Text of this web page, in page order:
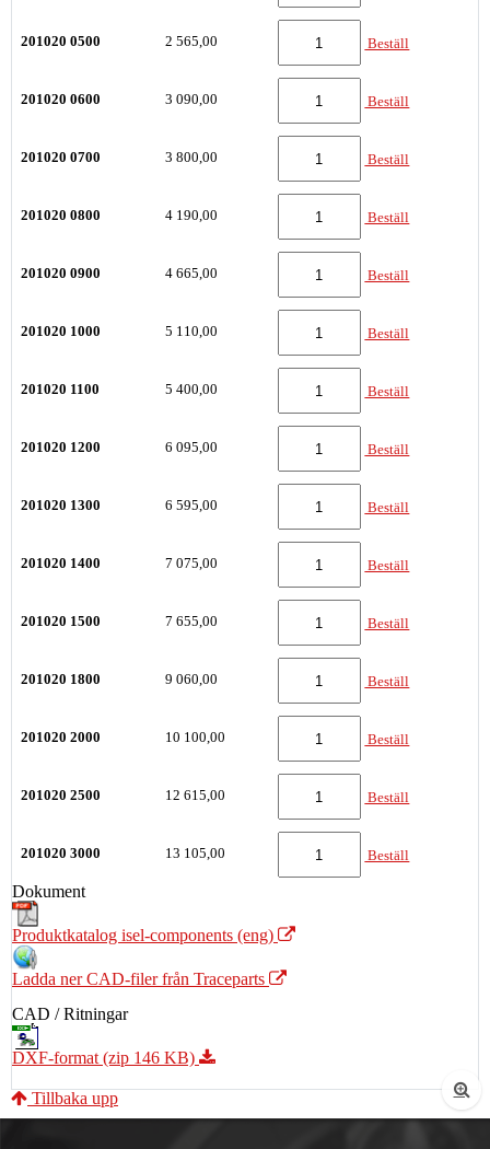
201020 0500 2 565,00 Beställ
201020 0600 3 090,00 Beställ
201020 0700 3 800,00 Beställ
201020 0800 4 190,00 Beställ
201020 0900 4 665,00 Beställ
201020 1000 5 110,00 Beställ
201020 1100 5 400,00 Beställ
201020 1200 6 095,00 Beställ
201020 1300 6 595,00 Beställ
201020 1400 7 075,00 Beställ
201020 1500 7 655,00 Beställ
201020 1800 9 060,00 Beställ
201020 2000 10 100,00 Beställ
201020 2500 12 615,00 Beställ
201020 3000 13 105,00 Beställ
Dokument
Produktkatalog isel-components (eng)
Ladda ner CAD-filer från Traceparts
CAD / Ritningar
DXF-format (zip 146 KB)
Tillbaka upp